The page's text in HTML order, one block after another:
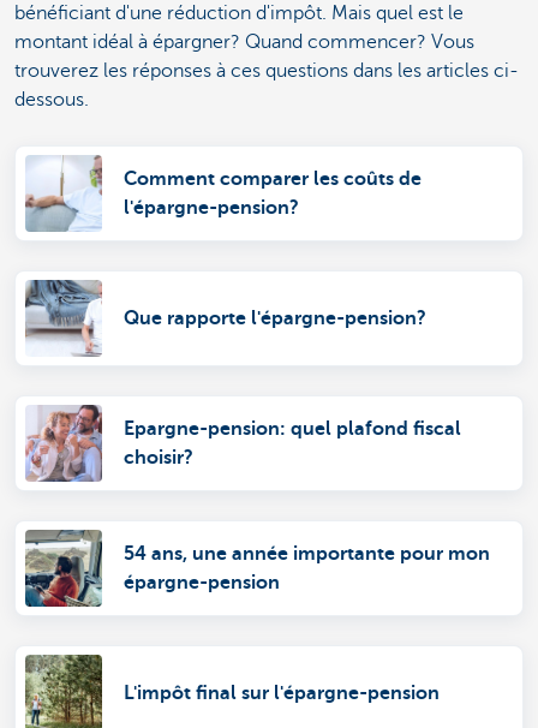
bénéficiant d'une réduction d'impôt. Mais quel est le
montant idéal à épargner? Quand commencer? Vous
trouverez les réponses à ces questions dans les articles ci-
dessous.
Comment comparer les coûts de
l'épargne-pension?
Que rapporte l'épargne-pension?
Epargne-pension: quel plafond fiscal
choisir?
54 ans, une année importante pour mon
épargne-pension
L'impôt final sur l'épargne-pension